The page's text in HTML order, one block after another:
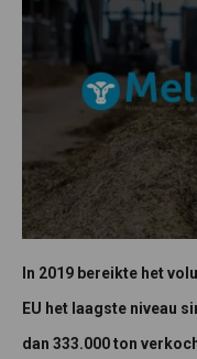
In 2019 bereikte het
EU het laagste niveau
dan 333.000 ton